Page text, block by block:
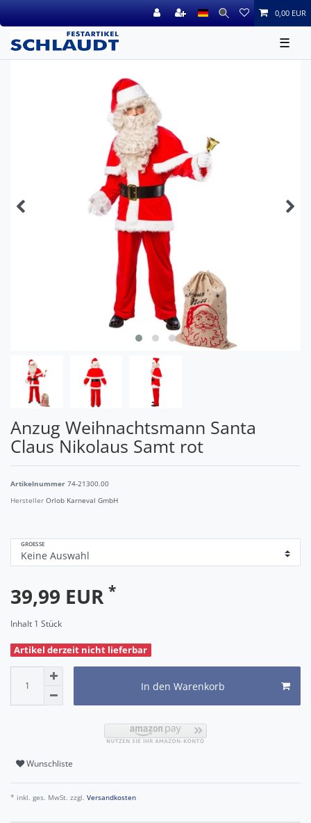
0,00 EUR
☰
Anzug Weihnachtsmann Santa
Claus Nikolaus Samt rot
Artikelnummer 74-21300.00
Hersteller Orlob Karneval GmbH
GROESSE
39,99 EUR *
Inhalt 1 Stück
Artikel derzeit nicht lieferbar
In den Warenkorb
Wunschliste
* inkl. ges. MwSt. zzgl. Versandkosten